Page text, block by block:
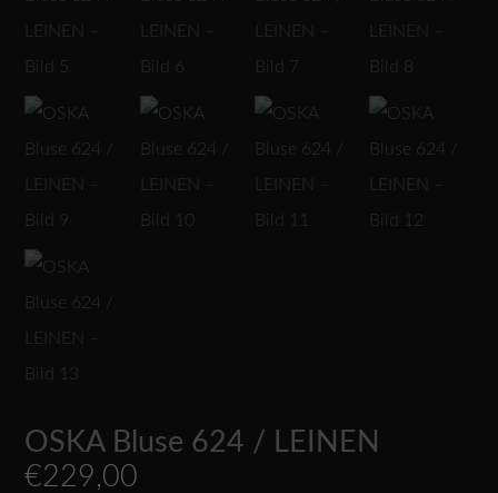
OSKA Bluse 624 / LEINEN
€229,00